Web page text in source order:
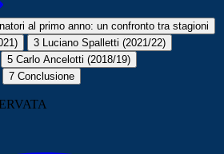
al primo anno: un confronto tra stagioni
3 Luciano Spalletti (2021/22)
5 Carlo Ancelotti (2018/19)
7 Conclusione